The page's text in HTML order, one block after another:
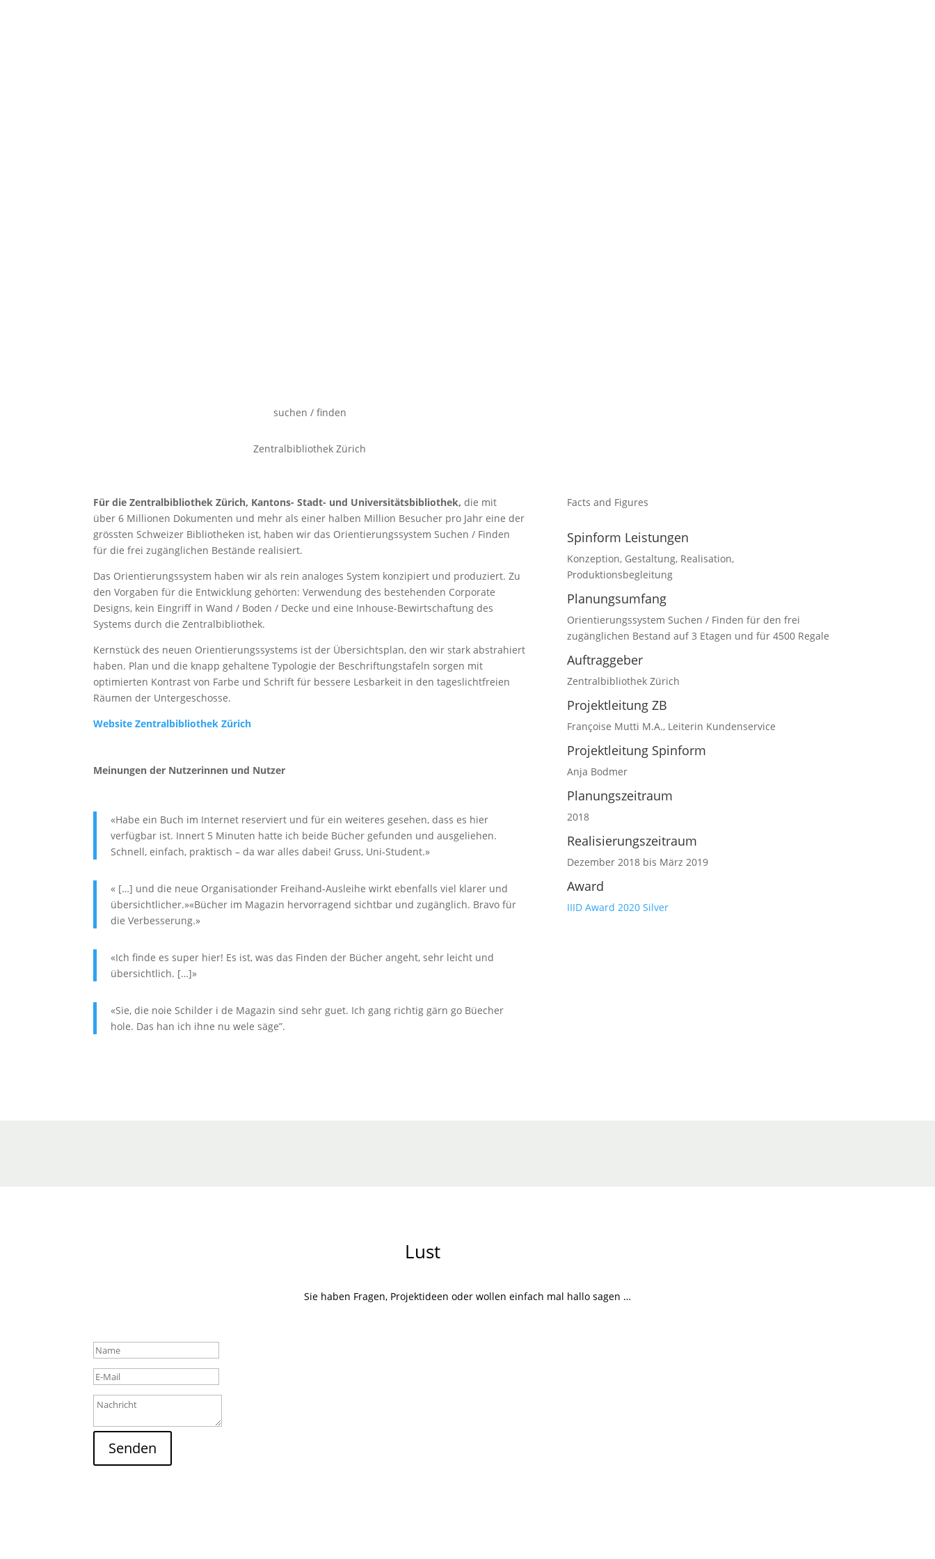
suchen / finden
Zentralbibliothek Zürich
Für die Zentralbibliothek Zürich, Kantons- Stadt- und Universitätsbibliothek, die mit
über 6 Millionen Dokumenten und mehr als einer halben Million Besucher pro Jahr eine der
grössten Schweizer Bibliotheken ist, haben wir das Orientierungssystem Suchen / Finden
für die frei zugänglichen Bestände realisiert.
Das Orientierungssystem haben wir als rein analoges System konzipiert und produziert. Zu
den Vorgaben für die Entwicklung gehörten: Verwendung des bestehenden Corporate
Designs, kein Eingriff in Wand / Boden / Decke und eine Inhouse-Bewirtschaftung des
Systems durch die Zentralbibliothek.
Kernstück des neuen Orientierungssystems ist der Übersichtsplan, den wir stark abstrahiert
haben. Plan und die knapp gehaltene Typologie der Beschriftungstafeln sorgen mit
optimierten Kontrast von Farbe und Schrift für bessere Lesbarkeit in den tageslichtfreien
Räumen der Untergeschosse.
Website Zentralbibliothek Zürich
Meinungen der Nutzerinnen und Nutzer
«Habe ein Buch im Internet reserviert und für ein weiteres gesehen, dass es hier
verfügbar ist. Innert 5 Minuten hatte ich beide Bücher gefunden und ausgeliehen.
Schnell, einfach, praktisch – da war alles dabei! Gruss, Uni-Student.»
« […] und die neue Organisationder Freihand-Ausleihe wirkt ebenfalls viel klarer und
übersichtlicher.»«Bücher im Magazin hervorragend sichtbar und zugänglich. Bravo für
die Verbesserung.»
«Ich finde es super hier! Es ist, was das Finden der Bücher angeht, sehr leicht und
übersichtlich. […]»
«Sie, die noie Schilder i de Magazin sind sehr guet. Ich gang richtig gärn go Büecher
hole. Das han ich ihne nu wele säge”.
Facts and Figures
Spinform Leistungen
Konzeption, Gestaltung, Realisation,
Produktionsbegleitung
Planungsumfang
Orientierungssystem Suchen / Finden für den frei
zugänglichen Bestand auf 3 Etagen und für 4500 Regale
Auftraggeber
Zentralbibliothek Zürich
Projektleitung ZB
Françoise Mutti M.A., Leiterin Kundenservice
Projektleitung Spinform
Anja Bodmer
Planungszeitraum
2018
Realisierungszeitraum
Dezember 2018 bis März 2019
Award
IIID Award 2020 Silver
Lust
Sie haben Fragen, Projektideen oder wollen einfach mal hallo sagen …
Senden